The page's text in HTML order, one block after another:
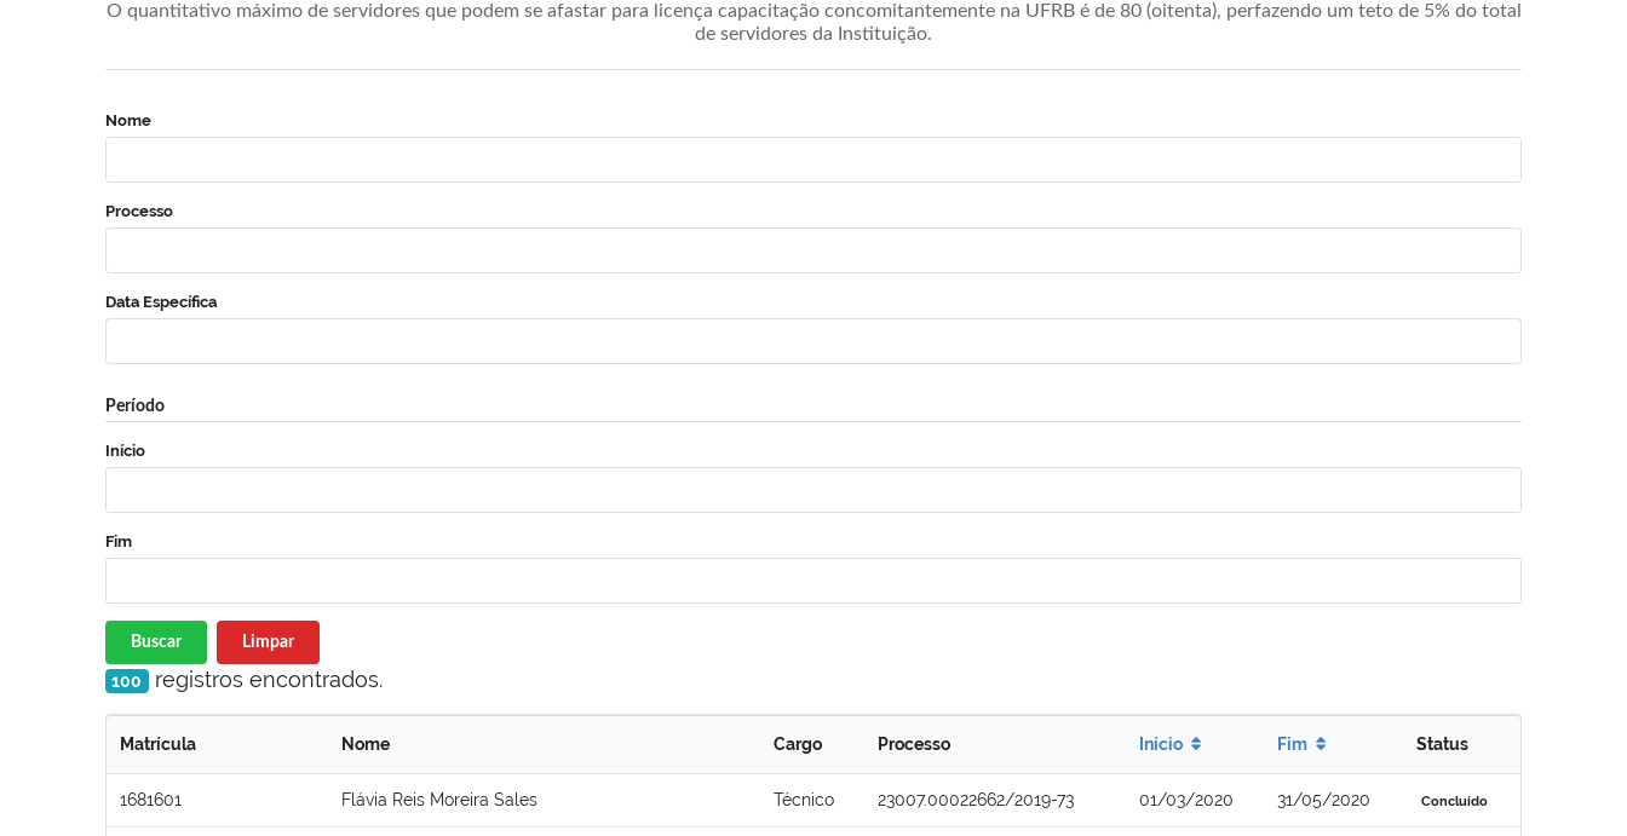
O quantitativo máximo de servidores que podem se afastar para licença capacitação concomitantemente na UFRB é de 80 (oitenta), perfazendo um teto de 5% do total
de servidores da Instituição.
Nome
Processo
Data Específica
Período
Início
Fim
Buscar Limpar
100 registros encontrados.
Matrícula Nome Cargo Processo Início Fim Status
1681601 Flávia Reis Moreira Sales Técnico 23007.00022662/2019-73 01/03/2020 31/05/2020 Concluído